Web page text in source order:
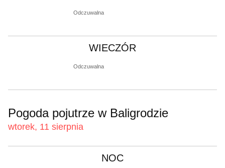
Odczuwalna
WIECZÓR
Odczuwalna
Pogoda pojutrze w Baligrodzie
wtorek, 11 sierpnia
NOC